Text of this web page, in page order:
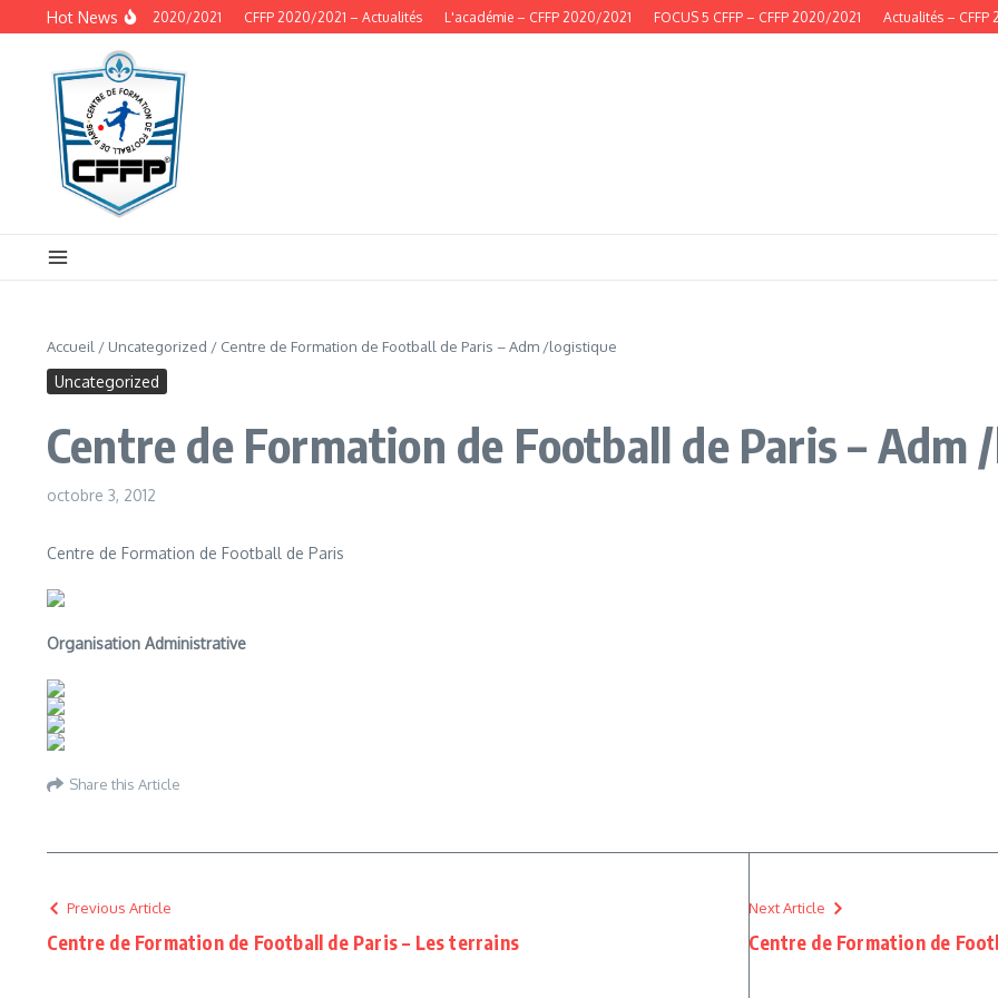
Aller au contenu
Hot News
Actualités – CFFP 2020/2021 CFFP 2020/2021 – Actualités L'académie – CFFP 2020/2021 FOCUS 5 CFFP – CFFP 2020/2021 Actualités – CFFP
Accueil / Uncategorized / Centre de Formation de Football de Paris – Adm /logistique
Uncategorized
Centre de Formation de Football de Paris – Adm
octobre 3, 2012
Centre de Formation de Football de Paris
Organisation Administrative
Share this Article
Previous Article
Centre de Formation de Football de Paris – Les terrains
Next Article
Centre de Formation de